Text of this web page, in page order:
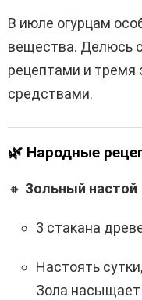
В июле огурцам
вещества. Делюсь
рецептами и
средствами.
🌿 Народные
🔸 Зольный настой
3 стакана
Настоять
Зола насыщает